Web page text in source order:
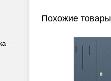
–
Похожие товары